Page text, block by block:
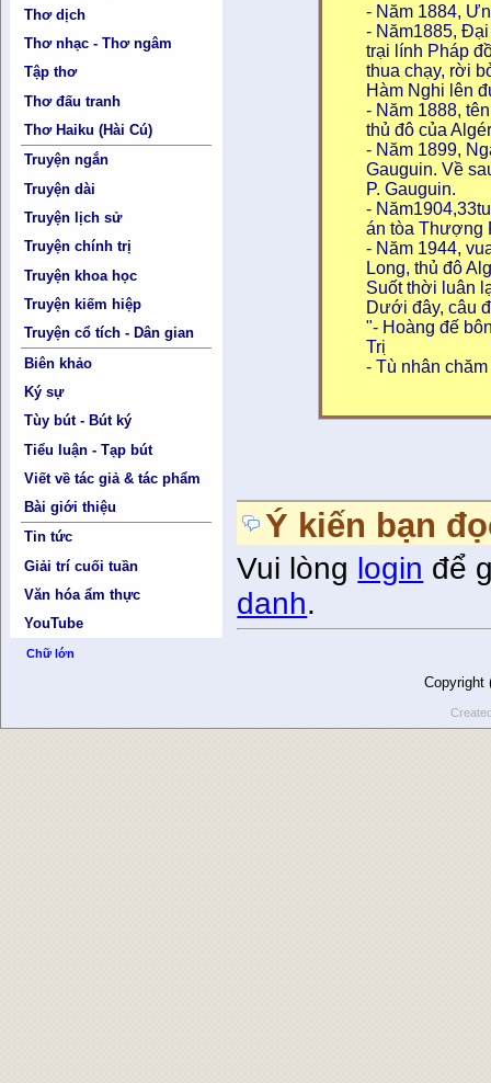
Thơ dịch
Thơ nhạc - Thơ ngâm
Tập thơ
Thơ đấu tranh
Thơ Haiku (Hài Cú)
Truyện ngắn
Truyện dài
Truyện lịch sử
Truyện chính trị
Truyện khoa học
Truyện kiếm hiệp
Truyện cổ tích - Dân gian
Biên khảo
Ký sự
Tùy bút - Bút ký
Tiểu luận - Tạp bút
Viết về tác giả & tác phẩm
Bài giới thiệu
Tin tức
Giải trí cuối tuần
Văn hóa ẩm thực
YouTube
Chữ lớn
- Năm 1884,
- Năm1885,
trại lính Pháp
thua chạy, rời
Hàm Nghi lên
- Năm 1888,
thủ đô của
- Năm 1899,
Gauguin. Về
P. Gauguin.
-
án tòa Thượng
- Năm 1944,
Long, thủ đô
Suốt thời luân
Dưới đây, câu
"- Hoàng đế
Tri ̣
- Tù nhân
Ý kiến bạn
Vui lòng login để
danh.
Copyright